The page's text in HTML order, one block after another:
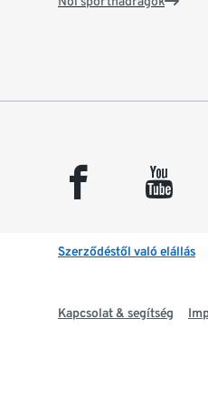
facebook youtube
Szerződéstől való elállás
Kapcsolat & segítség